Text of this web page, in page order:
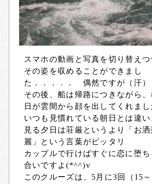
スマホの動画と写真を切り替え
その姿を収めることができまし
た．．．．． 偶然ですが（汗）
その後、船は帰路につきながら
日が雲間から顔を出してくれまし
いつも見慣れている朝日とは違い
見る夕日は荘厳というより「お
麗」という言葉がピッタリ
カップルで行けばすぐに恋に堕
合いですよ(*^^)v
このクルーズは、5月に3回（15